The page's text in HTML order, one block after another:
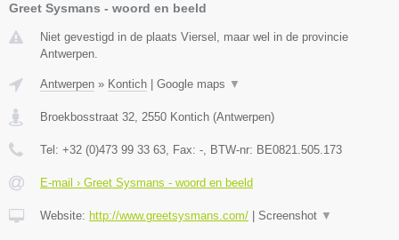
Greet Sysmans - woord en beeld
Niet gevestigd in de plaats Viersel, maar wel in de provincie
Antwerpen.
Antwerpen » Kontich Google maps ▼
Broekbosstraat 32, 2550 Kontich (Antwerpen)
Tel: +32 (0)473 99 33 63, Fax: -, BTW-nr: BE0821.505.173
E-mail › Greet Sysmans - woord en beeld
Website: http://www.greetsysmans.com/ Screenshot ▼